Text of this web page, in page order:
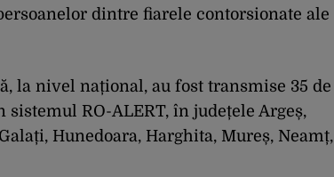
dintre fiarele contorsionate ale
la nivel național, au fost transmise 35 de
RO-ALERT, în județele Argeș,
Hunedoara, Harghita, Mureș, Neamț,